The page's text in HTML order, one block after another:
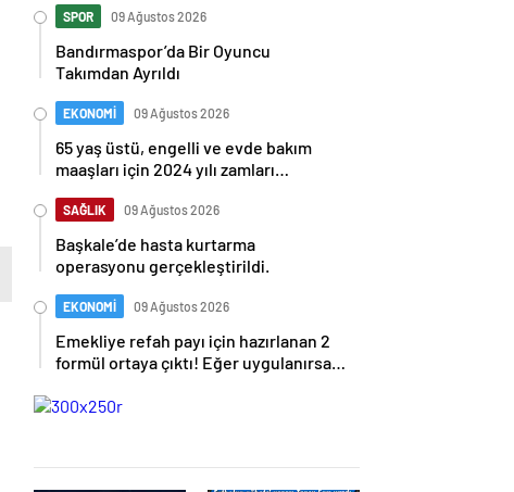
SPOR 09 Ağustos 2026
Bandırmaspor’da Bir Oyuncu
Takımdan Ayrıldı
EKONOMİ 09 Ağustos 2026
65 yaş üstü, engelli ve evde bakım
maaşları için 2024 yılı zamları
SAĞLIK 09 Ağustos 2026
Başkale’de hasta kurtarma
operasyonu gerçekleştirildi.
EKONOMİ 09 Ağustos 2026
Emekliye refah payı için hazırlanan 2
formül ortaya çıktı! Eğer uygulanırsa